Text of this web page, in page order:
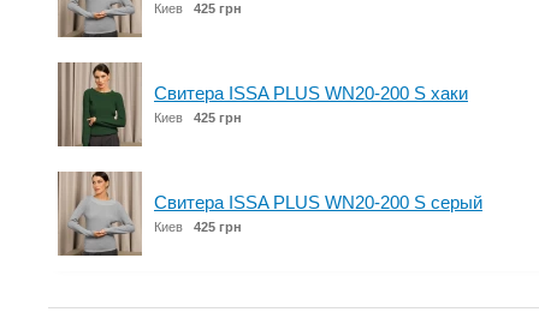
Киев 425 грн
Свитера ISSA PLUS WN20-200 S хаки
Киев 425 грн
Свитера ISSA PLUS WN20-200 S серый
Киев 425 грн